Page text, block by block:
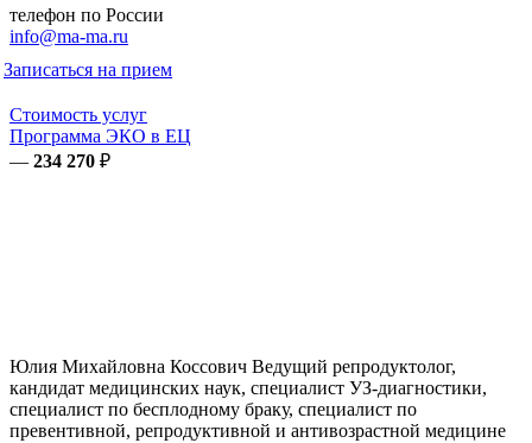
телефон по России
info@ma-ma.ru
Записаться на прием
Стоимость услуг
Программа ЭКО в ЕЦ
— 234 270 ₽
Юлия Михайловна Коссович Ведущий репродуктолог,
кандидат медицинских наук, специалист УЗ-диагностики,
специалист по бесплодному браку, специалист по
превентивной, репродуктивной и антивозрастной медицине